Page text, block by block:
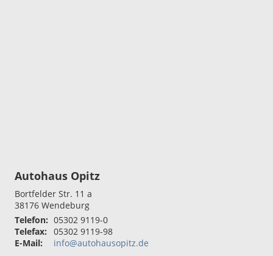
Autohaus Opitz
Bortfelder Str. 11 a
38176 Wendeburg
Telefon: 05302 9119-0
Telefax:
05302 9119-98
E-Mail:
info@autohausopitz.de